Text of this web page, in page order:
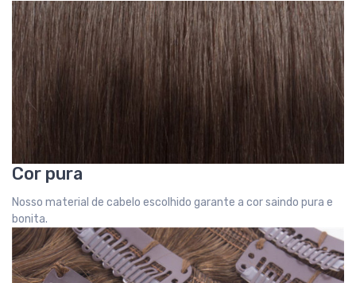
Cor pura
Nosso material de cabelo escolhido garante a cor saindo pura e
bonita.